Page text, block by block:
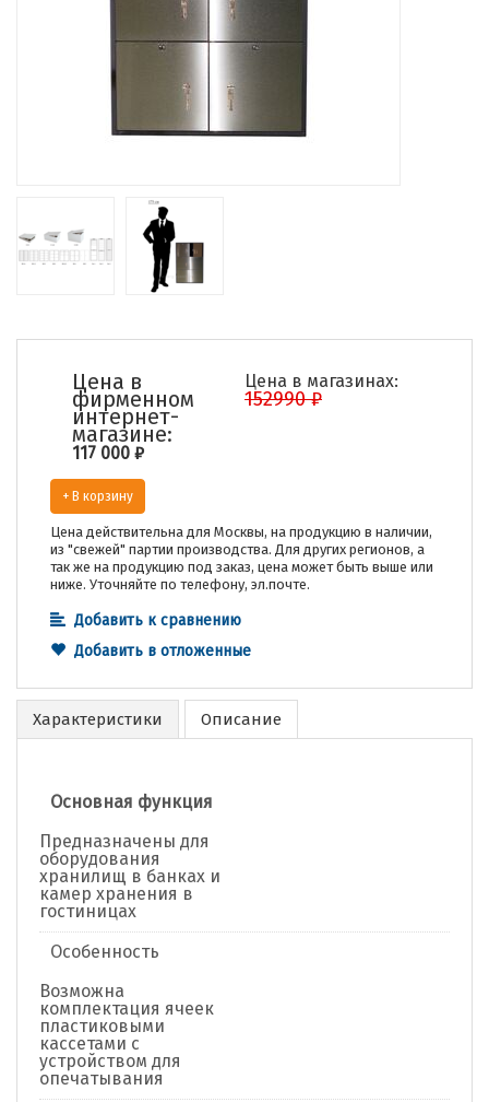
Цена в
фирменном
интернет-
магазине:
117 000 ₽
Цена в магазинах:
152990 ₽
+ В корзину
Цена действительна для Москвы, на продукцию в наличии,
из "свежей" партии производства. Для других регионов, а
так же на продукцию под заказ, цена может быть выше или
ниже. Уточняйте по телефону, эл.почте.
Добавить к сравнению
Добавить в отложенные
Характеристики Описание
Основная функция
Предназначены для
оборудования
хранилищ в банках и
камер хранения в
гостиницах
Особенность
Возможна
комплектация ячеек
пластиковыми
кассетами с
устройством для
опечатывания